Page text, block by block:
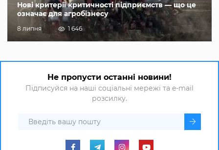
Нові критерії критичності підприємств — що це
означає для агробізнесу
8 липня 1 646
Не пропусти останні новини!
Підписуйся на наші соціальні мережі та e-mail
розсилку.